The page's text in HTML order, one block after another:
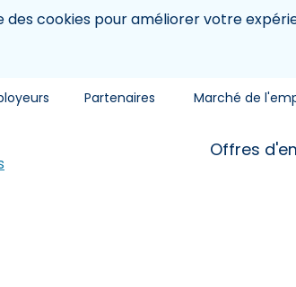
des cookies pour améliorer votre
Partenaires Marché de
Offres